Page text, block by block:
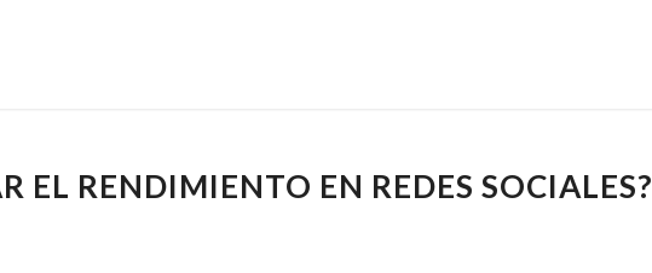
EL RENDIMIENTO EN REDES SOCIALES?